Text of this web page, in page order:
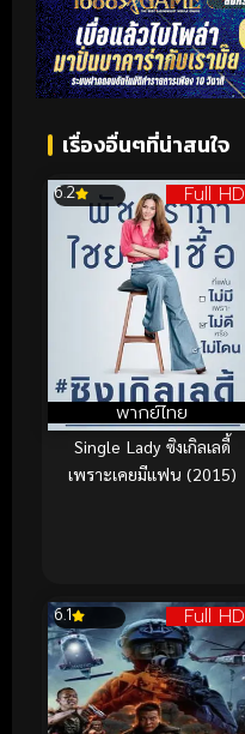
เรื่องอื่นๆที่น่าสนใจ
Full HD
พากย์ไทย
6.2
Single Lady ซิงเกิลเลดี้
เพราะเคยมีแฟน (2015)
Full HD
6.1